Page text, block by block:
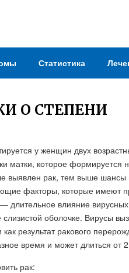
Статистика
О СТЕПЕНИ
у женщин двух
матки, которое
выявлен рак, тем выше шансы
факторы, которые имеют
длительное влияние
оболочке. Вирусы
результат ракового
время и может длиться от
рак: